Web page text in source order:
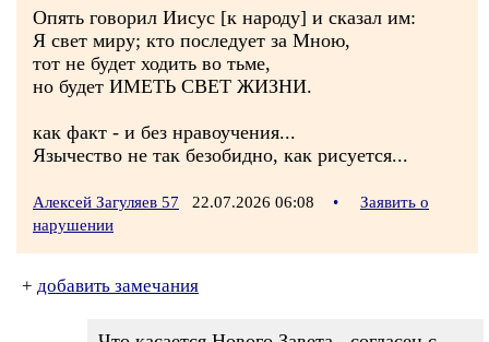
Опять говорил Иисус [к народу] и сказал им:
Я свет миру; кто последует за Мною,
тот не будет ходить во тьме,
но будет ИМЕТЬ СВЕТ ЖИЗНИ.
как факт - и без нравоучения...
Язычество не так безобидно, как рисуется...
Алексей Загуляев 57 22.07.2026 06:08 •
Заявить о
нарушении
+ добавить замечания